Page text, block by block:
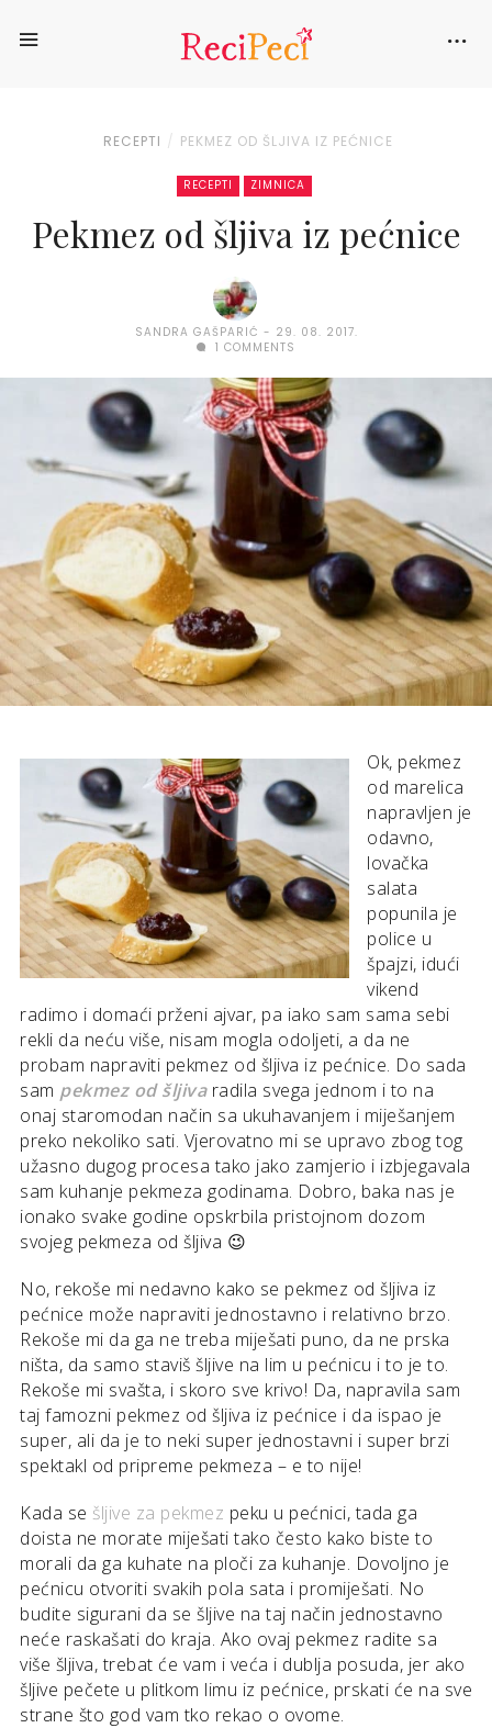
RECEPTI PEKMEZ OD ŠLJIVA IZ PEĆNICE
RECEPTI ZIMNICA
Pekmez od šljiva iz pećnice
SANDRA GAŠPARIĆ
29. 08. 2017.
1 COMMENTS
Ok, pekmez
od marelica
napravljen je
odavno,
lovačka
salata
popunila je
police u
špajzi, idući
vikend
radimo i domaći prženi ajvar, pa iako sam sama sebi
rekli da neću više, nisam mogla odoljeti, a da ne
probam napraviti pekmez od šljiva iz pećnice. Do sada
sam pekmez od šljivaradila svega jednom i to na
onaj staromodan način sa ukuhavanjem i miješanjem
preko nekoliko sati. Vjerovatno mi se upravo zbog tog
užasno dugog procesa tako jako zamjerio i izbjegavala
sam kuhanje pekmeza godinama. Dobro, baka nas je
ionako svake godine opskrbila pristojnom dozom
svojeg pekmeza od šljiva 😉
No, rekoše mi nedavno kako se pekmez od šljiva iz
pećnice može napraviti jednostavno i relativno brzo.
Rekoše mi da ga ne treba miješati puno, da ne prska
ništa, da samo staviš šljive na lim u pećnicu i to je to.
Rekoše mi svašta, i skoro sve krivo! Da, napravila sam
taj famozni pekmez od šljiva iz pećnice i da ispao je
super, ali da je to neki super jednostavni i super brzi
spektakl od pripreme pekmeza – e to nije!
Kada se šljive za pekmez peku u pećnici, tada ga
doista ne morate miješati tako često kako biste to
morali da ga kuhate na ploči za kuhanje. Dovoljno je
pećnicu otvoriti svakih pola sata i promiješati. No
budite sigurani da se šljive na taj način jednostavno
neće raskašati do kraja. Ako ovaj pekmez radite sa
više šljiva, trebat će vam i veća i dublja posuda, jer ako
šljive pečete u plitkom limu iz pećnice, prskati će na sve
strane što god vam tko rekao o ovome.